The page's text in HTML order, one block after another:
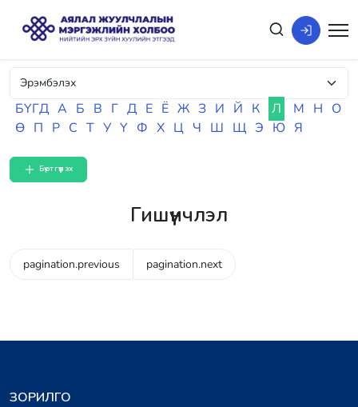
БҮГД А Б В Г Д Е Ё Ж З И Й К Л М Н О
Ө П Р С Т У Ү Ф Х Ц Ч Ш Щ Э Ю Я
Бүртгүүлэх
Гишүүнчлэл
pagination.previous pagination.next
ЗОРИЛГО